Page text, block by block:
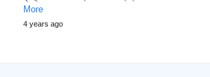
More
4 years ago